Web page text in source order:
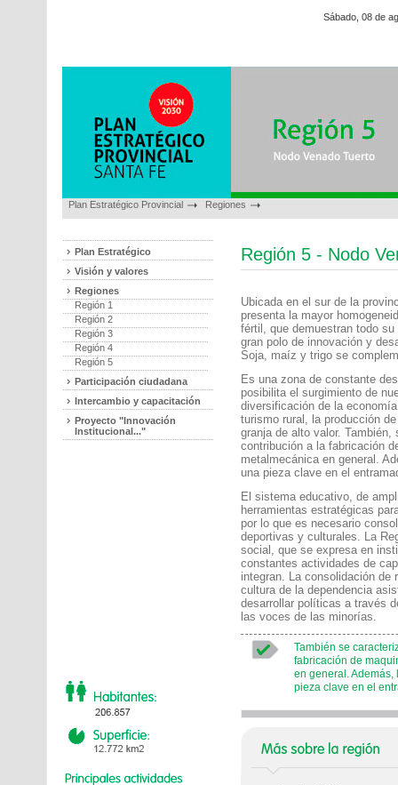
Sábado, 08 de
Plan Estratégico Provincial Regiones
Plan Estratégico
Visión y valores
Regiones
Región 1
Región 2
Región 3
Región 4
Región 5
Participación ciudadana
Intercambio y capacitación
Proyecto "Innovación
Institucional..."
Región 5 - Nodo
Ubicada en el sur de la
presenta la mayor
fértil, que demuestran todo
gran polo de innovación y
Soja, maíz y trigo se
Es una zona de constante
posibilita el surgimiento de
diversificación de la
turismo rural, la producción
granja de alto valor.
contribución a la fabricación
metalmecánica en general.
una pieza clave en el
El sistema educativo, de
herramientas estratégicas
por lo que es necesario
deportivas y culturales. La
social, que se expresa en
constantes actividades de
integran. La consolidación de
cultura de la dependencia
desarrollar políticas a través
las voces de las minorías.
También se
fabricación de
en general.
pieza clave en el